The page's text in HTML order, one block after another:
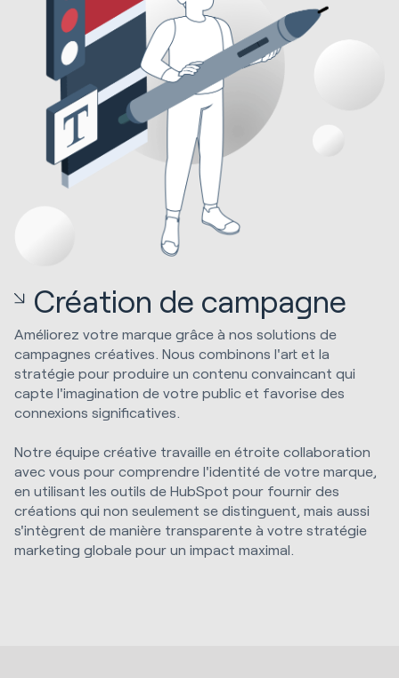
Création de campagne
Améliorez votre marque grâce à nos solutions de
campagnes créatives. Nous combinons l'art et la
stratégie pour produire un contenu convaincant qui
capte l'imagination de votre public et favorise des
connexions significatives.
Notre équipe créative travaille en étroite collaboration
avec vous pour comprendre l'identité de votre marque,
en utilisant les outils de HubSpot pour fournir des
créations qui non seulement se distinguent, mais aussi
s'intègrent de manière transparente à votre stratégie
marketing globale pour un impact maximal.